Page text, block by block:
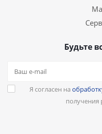
Будьте
Я согласен на
получения